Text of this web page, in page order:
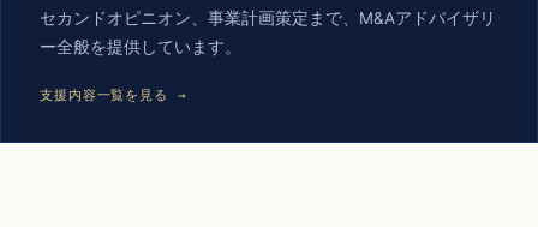
セカンドオピニオン、事業計画策定まで、M&Aアドバイザリ
ー全般を提供しています。
支援内容一覧を見る →